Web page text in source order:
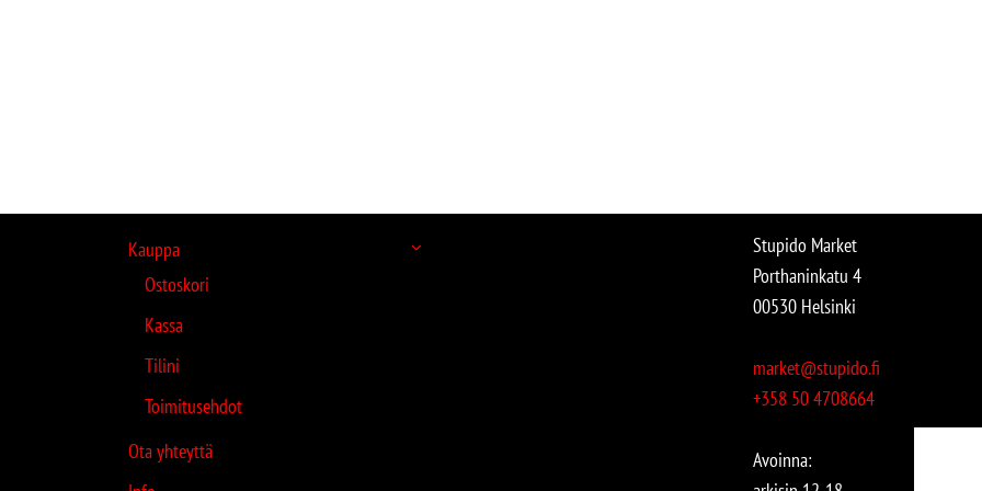
Kauppa
Ostoskori
Kassa
Tilini
Toimitusehdot
Ota yhteyttä
Stupido Market
Porthaninkatu 4
00530 Helsinki
market@stupido.fi
+358 50 4708664
Avoinna: